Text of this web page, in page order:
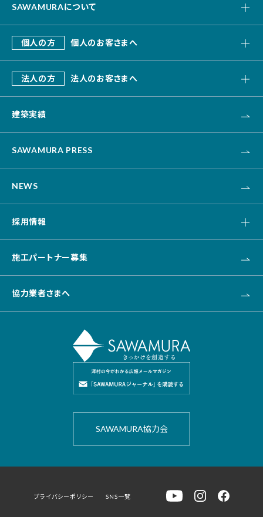
SAWAMURAについて
私たちの強み
会社概要
個人の方 個人のお客さまへ
SAWAMURA建築設計
リフォーム・リノベーション
不動産
法人の方 法人のお客さまへ
デザインビルド
オフィス・事務所
改修・リニューアル
建築実績
SAWAMURA PRESS
NEWS
採用情報
キャリア採用
新卒採用
施工パートナー募集
協力業者さまへ
SAWAMURA協力会
プライバシーポリシー SNS一覧